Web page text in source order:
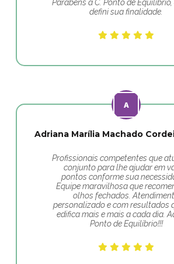
Parabéns a C. Ponto de
defini sua finalidade.
Adriana Marília Machado
Profissionais competentes que
conjunto para lhe ajudar em
pontos conforme sua
Equipe maravilhosa que
olhos fechados.
personalizado e com resultados
edifica mais e mais a cada dia.
Ponto de Equilíbrio!!!